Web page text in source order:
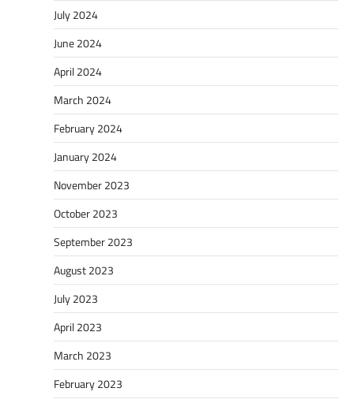
July 2024
June 2024
April 2024
March 2024
February 2024
January 2024
November 2023
October 2023
September 2023
August 2023
July 2023
April 2023
March 2023
February 2023